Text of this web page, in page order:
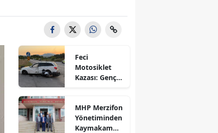
Balıkesir
Bilecik
Bingöl
Bitlis
Burdur
Feci
Motosiklet
Kazası: Genç
Kaybetti
MHP Merzifon
Yönetiminden
Kaymakam